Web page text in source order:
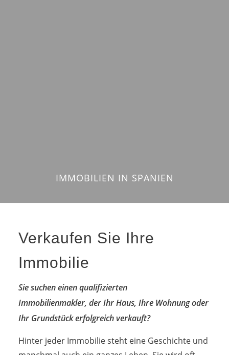
IMMOBILIEN IN SPANIEN
Verkaufen Sie Ihre
Immobilie
Sie suchen einen qualifizierten
Immobilienmakler, der Ihr Haus, Ihre Wohnung oder
Ihr Grundstück erfolgreich verkauft?
Hinter jeder Immobilie steht eine Geschichte und